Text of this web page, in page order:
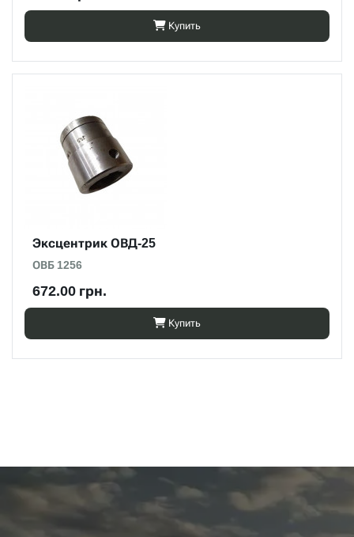
Купить
Эксцентрик ОВД-25
ОВБ 1256
672.00 грн.
Купить